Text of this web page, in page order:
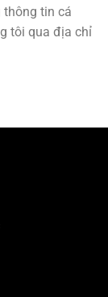
thông tin cá
tôi qua địa chỉ